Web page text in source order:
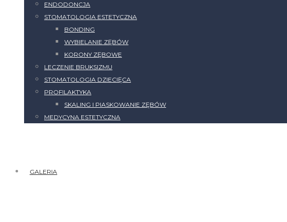
ENDODONCJA
STOMATOLOGIA ESTETYCZNA
BONDING
WYBIELANIE ZĘBÓW
KORONY ZĘBOWE
LECZENIE BRUKSIZMU
STOMATOLOGIA DZIECIĘCA
PROFILAKTYKA
SKALING I PIASKOWANIE ZĘBÓW
MEDYCYNA ESTETYCZNA
GALERIA